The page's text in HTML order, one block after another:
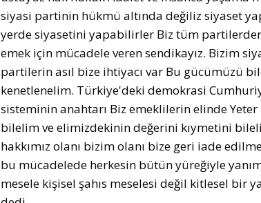
siyasi partinin hükmü altında değiliz siyaset
yerde siyasetini yapabilirler Biz tüm
emek için mücadele veren sendikayız. Bizim
partilerin asıl bize ihtiyacı var Bu gücümüzü
kenetlenelim. Türkiye'deki demokrasi
sisteminin anahtarı Biz emeklilerin elinde Yeter
bilelim ve elimizdekinin değerini kıymetini
hakkımız olanı bizim olanı bize geri iade
bu mücadelede herkesin bütün yüreğiyle
mesele kişisel şahıs meselesi değil kitlesel bir